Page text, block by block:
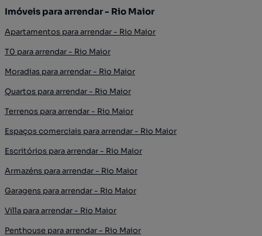
Imóveis para arrendar - Rio Maior
Apartamentos para arrendar - Rio Maior
T0 para arrendar - Rio Maior
Moradias para arrendar - Rio Maior
Quartos para arrendar - Rio Maior
Terrenos para arrendar - Rio Maior
Espaços comerciais para arrendar - Rio Maior
Escritórios para arrendar - Rio Maior
Armazéns para arrendar - Rio Maior
Garagens para arrendar - Rio Maior
Villa para arrendar - Rio Maior
Penthouse para arrendar - Rio Maior